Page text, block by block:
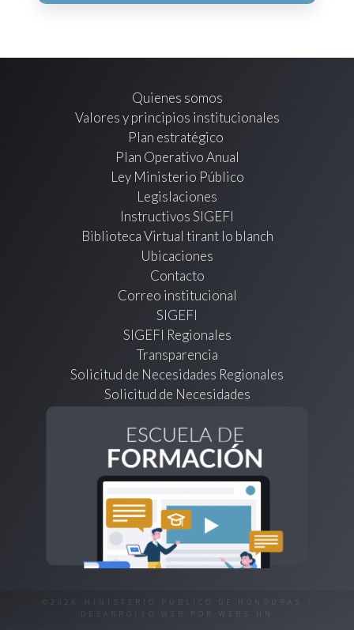
Quienes somos
Valores y principios institucionales
Plan estratégico
Plan Operativo Anual
Ley Ministerio Público
Legislaciones
Instructivos SIGEFI
Biblioteca Virtual tirant lo blanch
Ubicaciones
Contacto
Correo institucional
SIGEFI
SIGEFI Regionales
Transparencia
Solicitud de Necesidades Regionales
Solicitud de Necesidades
©2026 MINISTERIO PÚBLICO DE HONDURAS |
DESARROLLO WEB POR
WEBS.HN